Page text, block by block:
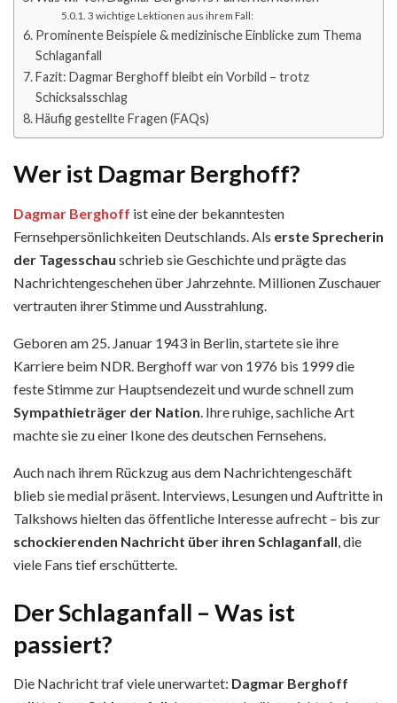
3 wichtige Lektionen aus ihrem Fall:
Prominente Beispiele & medizinische Einblicke zum Thema
Schlaganfall
Fazit: Dagmar Berghoff bleibt ein Vorbild – trotz
Schicksalsschlag
Häufig gestellte Fragen (FAQs)
Wer ist Dagmar Berghoff?
Dagmar Berghoff ist eine der bekanntesten
Fernsehpersönlichkeiten Deutschlands. Als erste Sprecherin
der Tagesschau schrieb sie Geschichte und prägte das
Nachrichtengeschehen über Jahrzehnte. Millionen Zuschauer
vertrauten ihrer Stimme und Ausstrahlung.
Geboren am 25. Januar 1943 in Berlin, startete sie ihre
Karriere beim NDR. Berghoff war von 1976 bis 1999 die
feste Stimme zur Hauptsendezeit und wurde schnell zum
Sympathieträger der Nation. Ihre ruhige, sachliche Art
machte sie zu einer Ikone des deutschen Fernsehens.
Auch nach ihrem Rückzug aus dem Nachrichtengeschäft
blieb sie medial präsent. Interviews, Lesungen und Auftritte in
Talkshows hielten das öffentliche Interesse aufrecht – bis zur
schockierenden Nachricht über ihren Schlaganfall, die
viele Fans tief erschütterte.
Der Schlaganfall – Was ist
passiert?
Die Nachricht traf viele unerwartet: Dagmar Berghoff